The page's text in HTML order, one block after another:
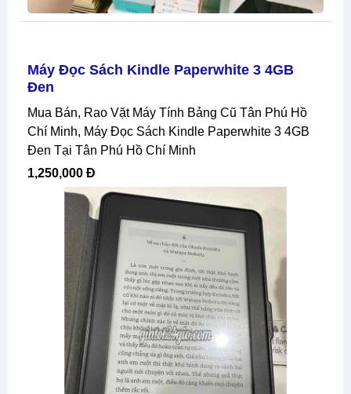
Máy Đọc Sách Kindle Paperwhite 3 4GB
Đen
Mua Bán, Rao Vặt Máy Tính Bảng Cũ Tân Phú Hồ
Chí Minh, Máy Đọc Sách Kindle Paperwhite 3 4GB
Đen Tại Tân Phú Hồ Chí Minh
1,250,000 Đ